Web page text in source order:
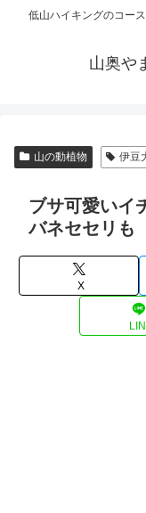
低山ハイキングのコー
山奥や
山の動植物 伊豆
ブサ可愛いイ
バネセセリも
X